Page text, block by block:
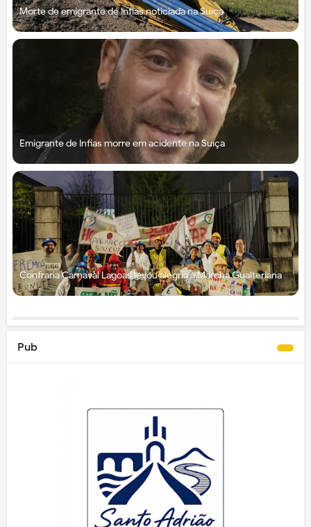
Morte de emigrante de Infias noticiada na Suíça
Emigrante de Infias morre em acidente na Suíça
Confraria Carnaval Lagoas levou alegria à Marcha Gualteriana
Pub